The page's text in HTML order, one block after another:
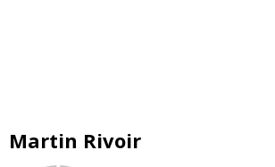
Martin Rivoir